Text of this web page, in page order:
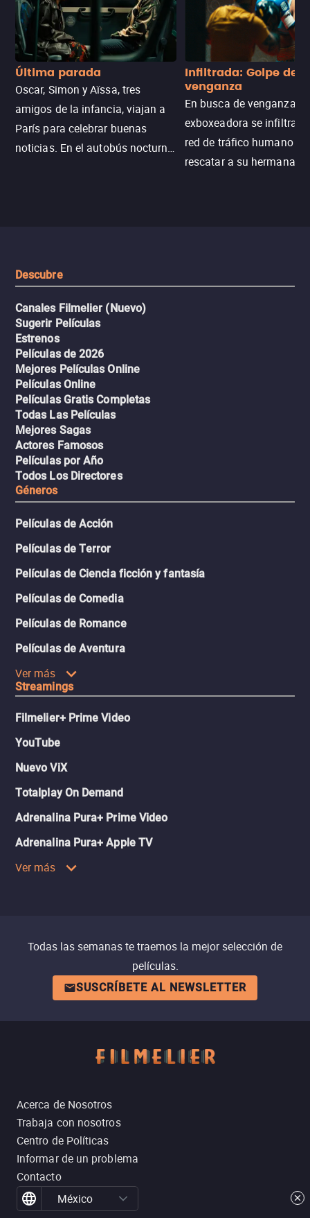
Última parada
Oscar, Simon y Aïssa, tres
amigos de la infancia, viajan a
París para celebrar buenas
noticias. En el autobús nocturno
Infiltrada: Golpe de
venganza
En busca de venganza,
exboxeadora se infiltra
red de tráfico humano
rescatar a su hermana
Descubre
Canales Filmelier (Nuevo)
Sugerir Películas
Estrenos
Películas de 2026
Mejores Películas Online
Películas Online
Películas Gratis Completas
Todas Las Películas
Mejores Sagas
Actores Famosos
Películas por Año
Todos Los Directores
Géneros
Películas de Acción
Películas de Terror
Películas de Ciencia ficción y fantasía
Películas de Comedia
Películas de Romance
Películas de Aventura
Ver más
Streamings
Filmelier+ Prime Video
YouTube
Nuevo ViX
Totalplay On Demand
Adrenalina Pura+ Prime Video
Adrenalina Pura+ Apple TV
Ver más
Todas las semanas te traemos la mejor selección de
películas.
SUSCRÍBETE AL NEWSLETTER
Acerca de Nosotros
Trabaja con nosotros
Centro de Políticas
Informar de un problema
Contacto
México